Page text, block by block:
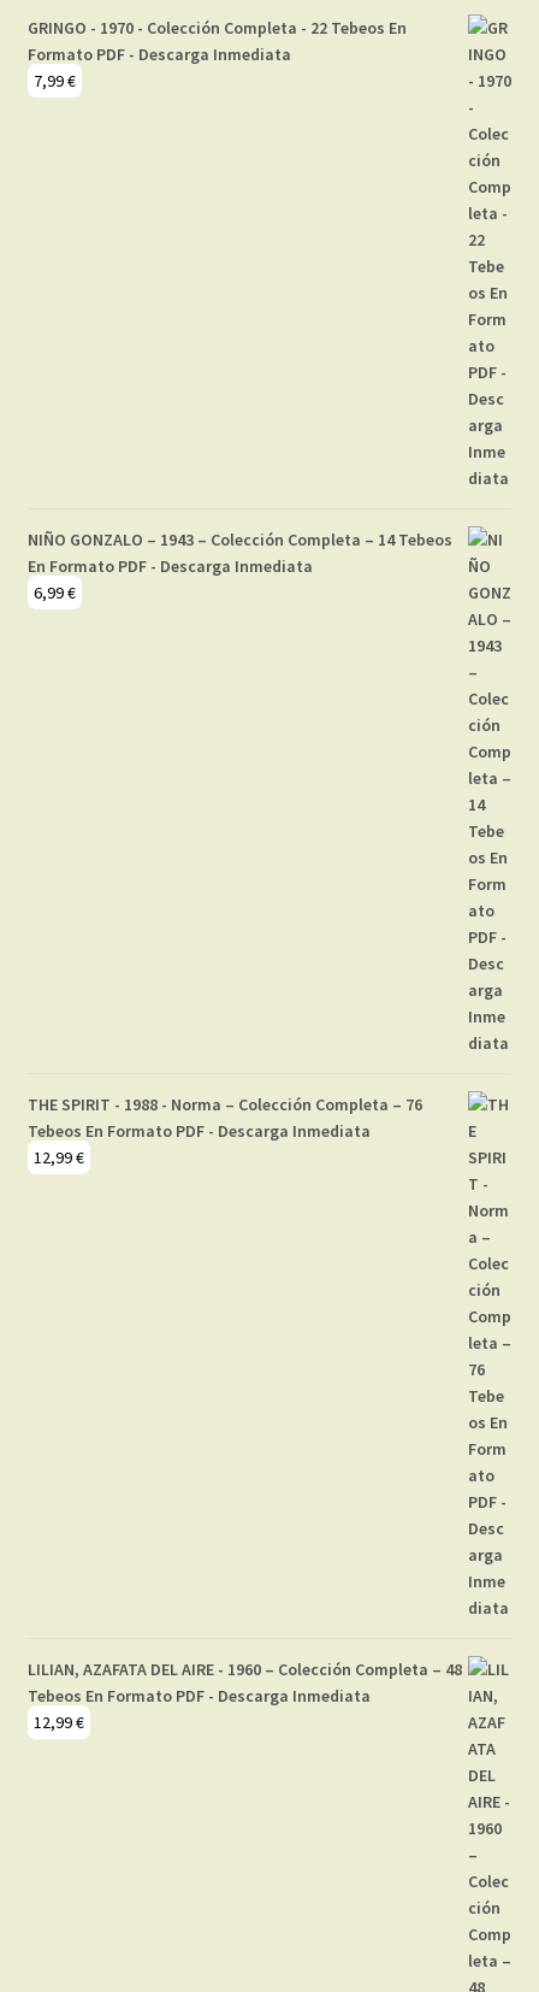
GRINGO - 1970 - Colección Completa - 22 Tebeos En
Formato PDF - Descarga Inmediata
7,99€
NIÑO GONZALO – 1943 – Colección Completa – 14 Tebeos
En Formato PDF - Descarga Inmediata
6,99€
THE SPIRIT - 1988 - Norma – Colección Completa – 76
Tebeos En Formato PDF - Descarga Inmediata
12,99€
LILIAN, AZAFATA DEL AIRE - 1960 – Colección Completa – 48
Tebeos En Formato PDF - Descarga Inmediata
12,99€